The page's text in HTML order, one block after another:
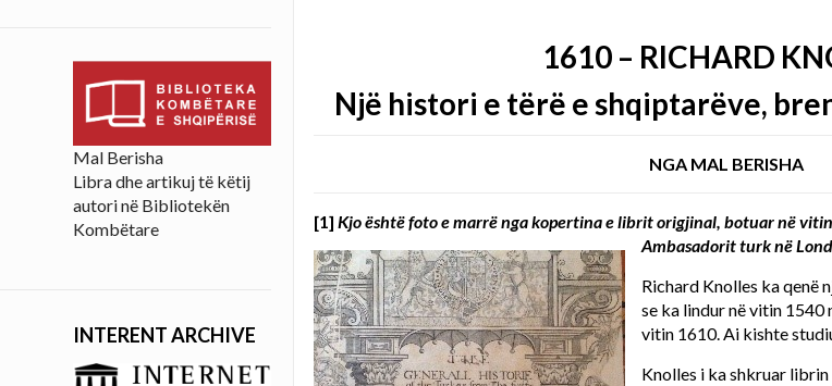
1610 – RICHARD
Një histori e tërë e shqiptarëve,
NGA MAL BERISHA
[1] Kjo është foto e marrë nga kopertina e librit origjinal, botuar në
Ambasadorit turk në
Richard Knolles ka qenë
se ka lindur në vitin
vitin 1610. Ai kishte
Knolles i ka shkruar librin
Mal Berisha
Libra dhe artikuj të këtij
autori në Bibliotekën
Kombëtare
INTERENT ARCHIVE